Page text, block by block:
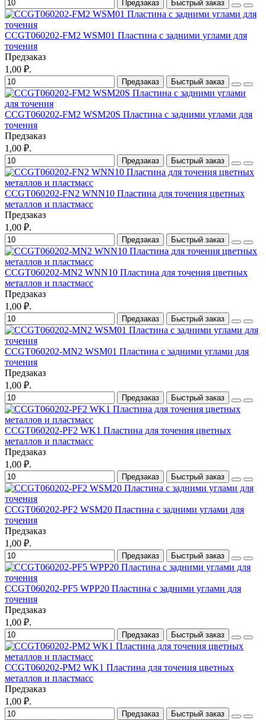
Предзаказ Быстрый заказ
CCGT060202-FM2 WSM01 Пластина с задними углами для
точения
Предзаказ
1,00 ₽.
Предзаказ Быстрый заказ
CCGT060202-FM2 WSM20S Пластина с задними углами для
точения
Предзаказ
1,00 ₽.
Предзаказ Быстрый заказ
CCGT060202-FN2 WNN10 Пластина для точения цветных
металлов и пластмасс
Предзаказ
1,00 ₽.
Предзаказ Быстрый заказ
CCGT060202-MN2 WNN10 Пластина для точения цветных
металлов и пластмасс
Предзаказ
1,00 ₽.
Предзаказ Быстрый заказ
CCGT060202-MN2 WSM01 Пластина с задними углами для
точения
Предзаказ
1,00 ₽.
Предзаказ Быстрый заказ
CCGT060202-PF2 WK1 Пластина для точения цветных
металлов и пластмасс
Предзаказ
1,00 ₽.
Предзаказ Быстрый заказ
CCGT060202-PF2 WSM20 Пластина с задними углами для
точения
Предзаказ
1,00 ₽.
Предзаказ Быстрый заказ
CCGT060202-PF5 WPP20 Пластина с задними углами для
точения
Предзаказ
1,00 ₽.
Предзаказ Быстрый заказ
CCGT060202-PM2 WK1 Пластина для точения цветных
металлов и пластмасс
Предзаказ
1,00 ₽.
Предзаказ Быстрый заказ